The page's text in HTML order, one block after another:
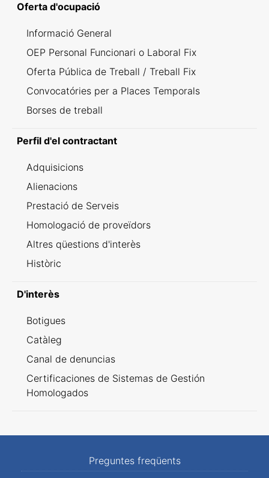
Oferta d'ocupació
Informació General
OEP Personal Funcionari o Laboral Fix
Oferta Pública de Treball / Treball Fix
Convocatóries per a Places Temporals
Borses de treball
Perfil d'el contractant
Adquisicions
Alienacions
Prestació de Serveis
Homologació de proveïdors
Altres qüestions d'interès
Històric
D'interès
Botigues
Catàleg
Canal de denuncias
Certificaciones de Sistemas de Gestión
Homologados
Preguntes freqüents